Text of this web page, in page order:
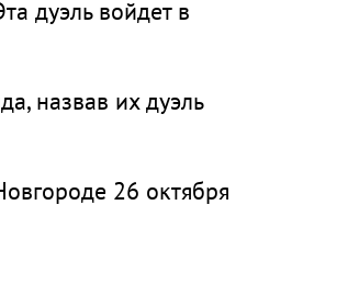
дуэль войдет в
назвав их дуэль
26 октября